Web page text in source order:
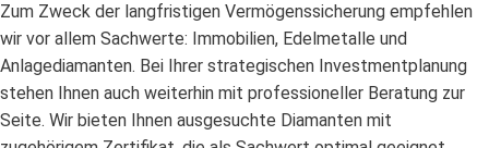
Zum Zweck der langfristigen Vermögenssicherung empfehlen
wir vor allem Sachwerte: Immobilien, Edelmetalle und
Anlagediamanten. Bei Ihrer strategischen Investmentplanung
stehen Ihnen auch weiterhin mit professioneller Beratung zur
Seite. Wir bieten Ihnen ausgesuchte Diamanten mit